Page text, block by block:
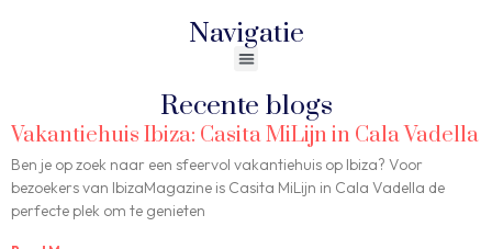
Navigatie
Recente blogs
Vakantiehuis Ibiza: Casita MiLijn in Cala Vadella
Ben je op zoek naar een sfeervol vakantiehuis op Ibiza? Voor
bezoekers van IbizaMagazine is Casita MiLijn in Cala Vadella de
perfecte plek om te genieten